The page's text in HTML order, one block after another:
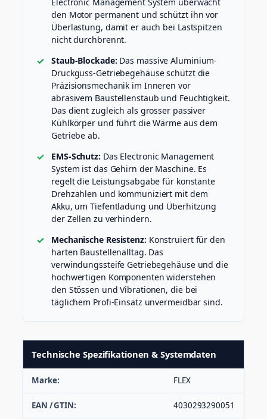
den Motor permanent und schützt ihn vor
Überlastung, damit er auch bei Lastspitzen
nicht durchbrennt.
Staub-Blockade: Das massive Aluminium-
Druckguss-Getriebegehäuse schützt die
Präzisionsmechanik im Inneren vor
abrasivem Baustellenstaub und Feuchtigkeit.
Das dient zugleich als grosser passiver
Kühlkörper und führt die Wärme aus dem
Getriebe ab.
EMS-Schutz: Das Electronic Management
System ist das Gehirn der Maschine. Es
regelt die Leistungsabgabe für konstante
Drehzahlen und kommuniziert mit dem
Akku, um Tiefentladung und Überhitzung
der Zellen zu verhindern.
Mechanische Resistenz: Konstruiert für den
harten Baustellenalltag. Das
verwindungssteife Getriebegehäuse und die
hochwertigen Komponenten widerstehen
den Stössen und Vibrationen, die bei
täglichem Profi-Einsatz unvermeidbar sind.
Technische Spezifikationen & Systemdaten
Marke: FLEX
EAN / GTIN: 4030293290051